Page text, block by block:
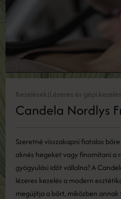
Kezelések|Lézeres és gépi
Candela Nordlys
Szeretné visszakapni fiatalos
aknés hegeket vagy finomítani a
gyógyulási időt vállalna? A
lézeres kezelés a modern
megújítja a bőrt, miközben